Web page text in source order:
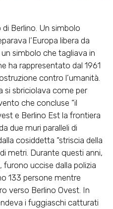
di Berlino. Un simbolo
l’Europa libera da
simbolo che tagliava in
ha rappresentato dal 1961
contro l’umanità.
si sbriciolava come per
che concluse “il
e Berlino Est la frontiera
due muri paralleli di
cosiddetta “striscia della
metri. Durante questi anni,
uccise dalla polizia
133 persone mentre
verso Berlino Ovest. In
i fuggiaschi catturati